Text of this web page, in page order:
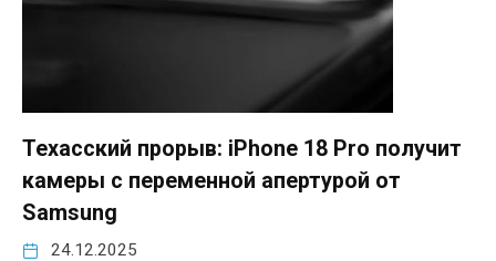
Техасский прорыв: iPhone 18 Pro получит
камеры с переменной апертурой от
Samsung
24.12.2025